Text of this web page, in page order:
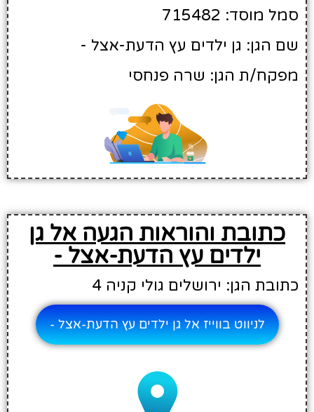
סמל מוסד: 715482
שם הגן: גן ילדים עץ הדעת-אצל -
מפקח/ת הגן: שרה פנחסי
כתובת והוראות הגעה אל גן
ילדים עץ הדעת-אצל -
כתובת הגן: ירושלים גולי קניה 4
לניווט בווייז אל גן ילדים עץ הדעת-אצל -